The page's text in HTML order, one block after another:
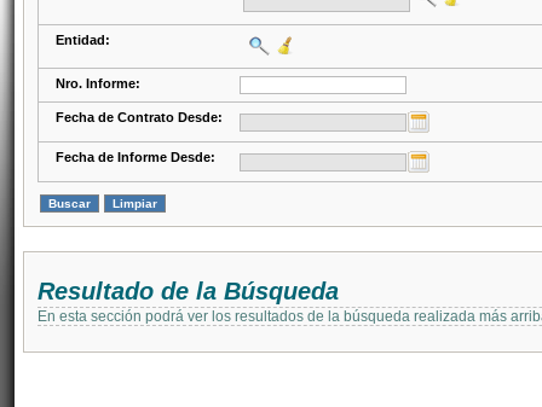
Entidad:
Nro. Informe:
Fecha de Contrato Desde:
Fecha de Informe Desde:
Resultado de la Búsqueda
En esta sección podrá ver los resultados de la búsqueda realizada más